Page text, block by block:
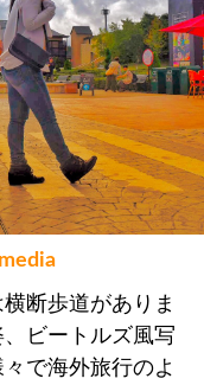
断歩道がありま
ビートルズ風写
で海外旅行のよ